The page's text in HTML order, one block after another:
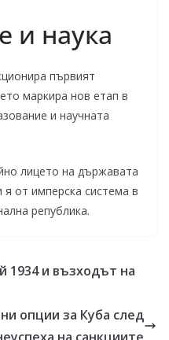
и наука
първият
маркира нов етап в
и научната
лицето на държавата
от имперска система в
република.
1934 и възходът на
опции за Куба след